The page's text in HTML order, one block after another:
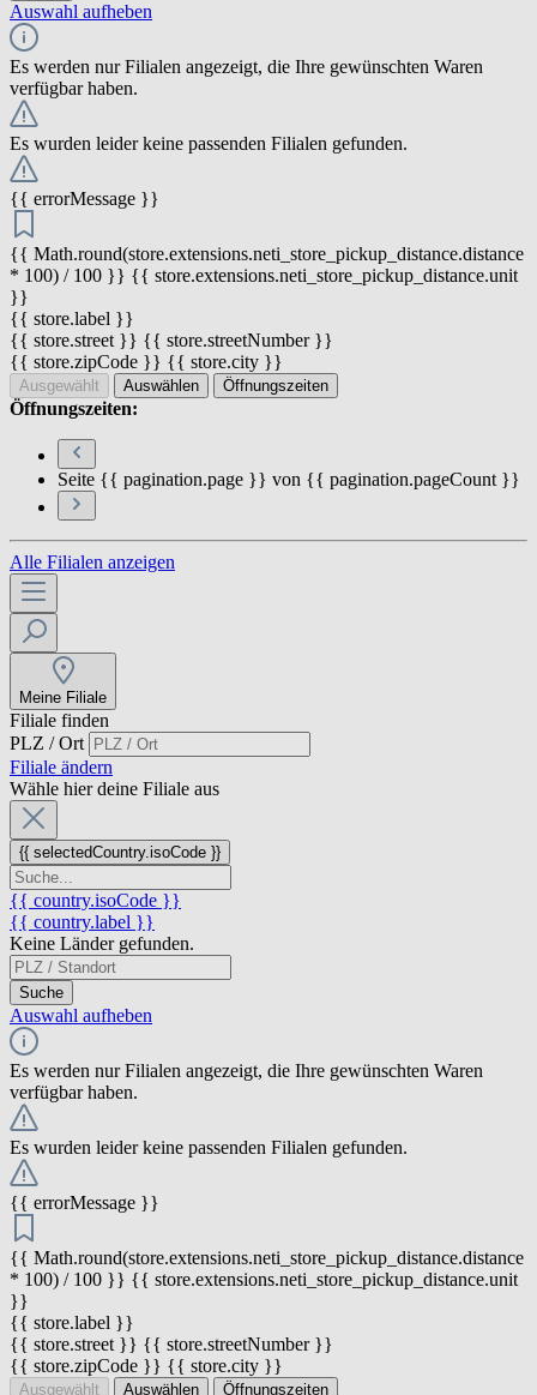
Auswahl aufheben
Es werden nur Filialen angezeigt, die Ihre gewünschten Waren
verfügbar haben.
Es wurden leider keine passenden Filialen gefunden.
{{ errorMessage }}
{{ Math.round(store.extensions.neti_store_pickup_distance.distance
* 100) / 100 }} {{ store.extensions.neti_store_pickup_distance.unit
}}
{{ store.label }}
{{ store.street }} {{ store.streetNumber }}
{{ store.zipCode }} {{ store.city }}
Ausgewählt Auswählen Öffnungszeiten
Öffnungszeiten:
Seite {{ pagination.page }} von {{ pagination.pageCount }}
Alle Filialen anzeigen
Meine Filiale
Filiale finden
PLZ / Ort
Filiale ändern
Wähle hier deine Filiale aus
{{ selectedCountry.isoCode }}
{{ country.isoCode }}
{{ country.label }}
Keine Länder gefunden.
Suche
Auswahl aufheben
Es werden nur Filialen angezeigt, die Ihre gewünschten Waren
verfügbar haben.
Es wurden leider keine passenden Filialen gefunden.
{{ errorMessage }}
{{ Math.round(store.extensions.neti_store_pickup_distance.distance
* 100) / 100 }} {{ store.extensions.neti_store_pickup_distance.unit
}}
{{ store.label }}
{{ store.street }} {{ store.streetNumber }}
{{ store.zipCode }} {{ store.city }}
Ausgewählt Auswählen Öffnungszeiten